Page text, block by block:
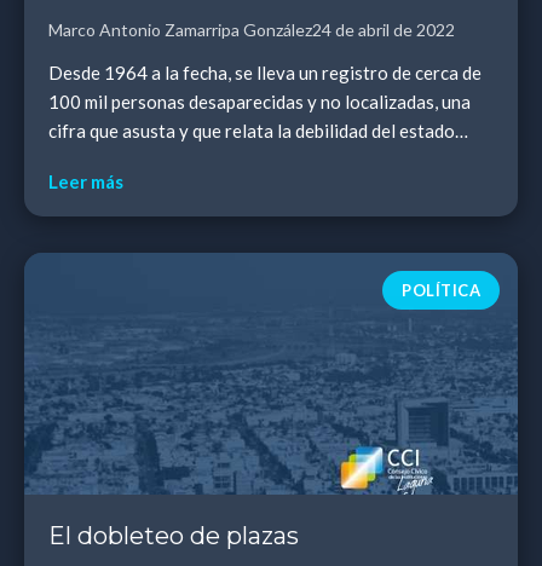
Marco Antonio Zamarripa González24 de abril de 2022
Desde 1964 a la fecha, se lleva un registro de cerca de
100 mil personas desaparecidas y no localizadas, una
cifra que asusta y que relata la debilidad del estado
Leer más
POLÍTICA
El dobleteo de plazas